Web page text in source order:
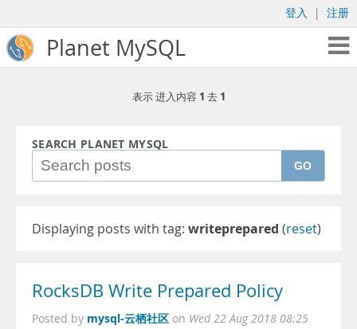
登入 | 注册
Planet MySQL
表示 进入内容 1 去 1
SEARCH PLANET MYSQL
GO
Displaying posts with tag: writeprepared (reset)
RocksDB Write Prepared Policy
Posted by mysql-云栖社区 on Wed 22 Aug 2018 08:25